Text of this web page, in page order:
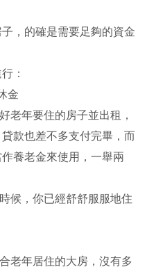
，的確是需要足夠的資金
：
金
老年要住的房子並出租，
款也差不多支付完畢，而
養老金來使用，一舉兩
候，你已經舒舒服服地住
老年居住的大房，沒有多